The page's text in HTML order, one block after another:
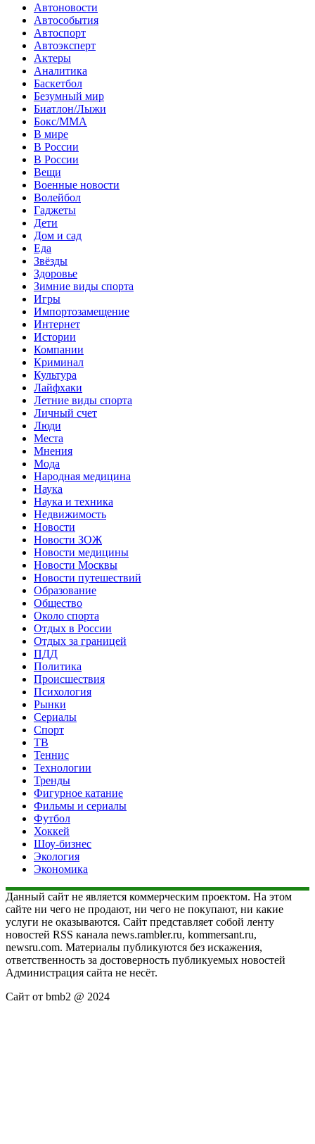
Автоновости
Автособытия
Автоспорт
Автоэксперт
Актеры
Аналитика
Баскетбол
Безумный мир
Биатлон/Лыжи
Бокс/MMA
В мире
В России
В России
Вещи
Военные новости
Волейбол
Гаджеты
Дети
Дом и сад
Еда
Звёзды
Здоровье
Зимние виды спорта
Игры
Импортозамещение
Интернет
Истории
Компании
Криминал
Культура
Лайфхаки
Летние виды спорта
Личный счет
Люди
Места
Мнения
Мода
Народная медицина
Наука
Наука и техника
Недвижимость
Новости
Новости ЗОЖ
Новости медицины
Новости Москвы
Новости путешествий
Образование
Общество
Около спорта
Отдых в России
Отдых за границей
ПДД
Политика
Происшествия
Психология
Рынки
Сериалы
Спорт
ТВ
Теннис
Технологии
Тренды
Фигурное катание
Фильмы и сериалы
Футбол
Хоккей
Шоу-бизнес
Экология
Экономика
Данный сайт не является коммерческим проектом. На этом
сайте ни чего не продают, ни чего не покупают, ни какие
услуги не оказываются. Сайт представляет собой ленту
новостей RSS канала news.rambler.ru, kommersant.ru,
newsru.com. Материалы публикуются без искажения,
ответственность за достоверность публикуемых новостей
Администрация сайта не несёт.
Сайт от bmb2 @ 2024